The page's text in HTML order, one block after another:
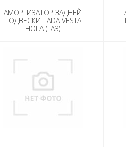
АМОРТИЗАТОР ЗАДНЕЙ
ПОДВЕСКИ LADA VESTA
HOLA (ГАЗ)